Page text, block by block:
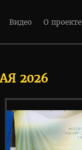
Видео О проекте
2026